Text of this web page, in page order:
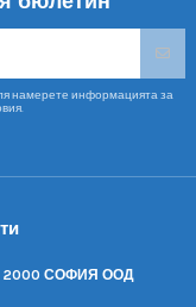
намерете информацията за
2000 СОФИЯ ООД